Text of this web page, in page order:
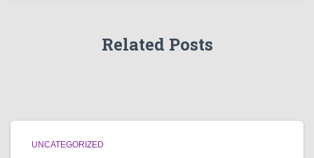
Related Posts
UNCATEGORIZED